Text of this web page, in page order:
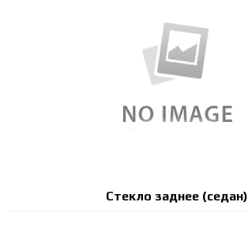
Стекло заднее (седан)